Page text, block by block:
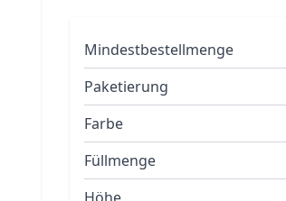
Mindestbestellmenge
Paketierung
Farbe
Füllmenge